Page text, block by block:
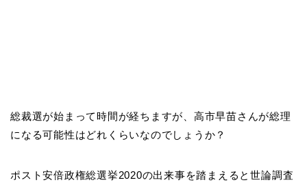
総裁選が始まって時間が経ちますが、高市早苗さんが総理
になる可能性はどれくらいなのでしょうか？
ポスト安倍政権総選挙2020の出来事を踏まえると世論調査